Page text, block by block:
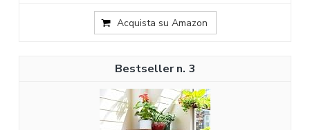
Acquista su Amazon
3